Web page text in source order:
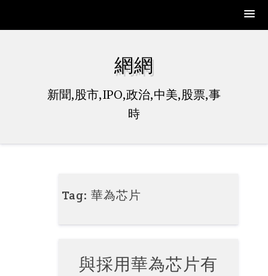
網網
新聞,股市,IPO,政治,中美,股票,事
時
Tag:華為芯片
與採用華為芯片有